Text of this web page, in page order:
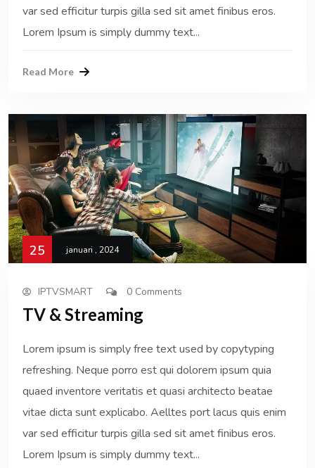
var sed efficitur turpis gilla sed sit amet finibus eros.
Lorem Ipsum is simply dummy text...
Read More
25 januari , 2024
IPTVSMART 0 Comments
TV & Streaming
Lorem ipsum is simply free text used by copytyping
refreshing. Neque porro est qui dolorem ipsum quia
quaed inventore veritatis et quasi architecto beatae
vitae dicta sunt explicabo. Aelltes port lacus quis enim
var sed efficitur turpis gilla sed sit amet finibus eros.
Lorem Ipsum is simply dummy text...